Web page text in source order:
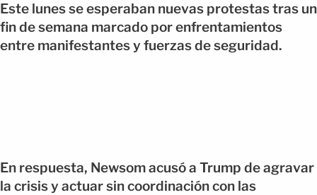
Este lunes se esperaban nuevas protestas tras un
fin de semana marcado por enfrentamientos
entre manifestantes y fuerzas de seguridad.
En respuesta, Newsom acusó a Trump de agravar
la crisis y actuar sin coordinación con las